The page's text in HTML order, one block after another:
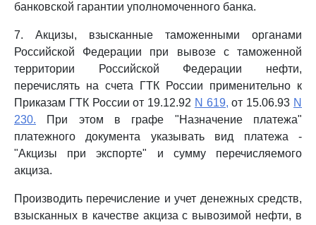
банковской гарантии уполномоченного банка.
7. Акцизы, взысканные таможенными органами
Российской Федерации при вывозе с таможенной
территории Российской Федерации нефти,
перечислять на счета ГТК России применительно к
Приказам ГТК России от 19.12.92 N 619, от 15.06.93 N
230. При этом в графе "Назначение платежа"
платежного документа указывать вид платежа -
"Акцизы при экспорте" и сумму перечисляемого
акциза.
Производить перечисление и учет денежных средств,
взысканных в качестве акциза с вывозимой нефти, в